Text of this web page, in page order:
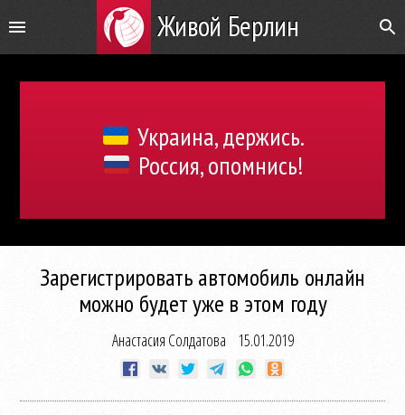
Живой Берлин
Украина, держись.
Россия, опомнись!
Зарегистрировать автомобиль онлайн
можно будет уже в этом году
Анастасия Солдатова 15.01.2019